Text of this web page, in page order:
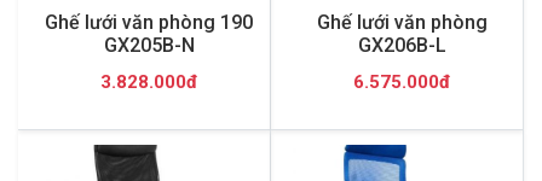
Ghế lưới văn phòng 190
GX205B-N
3.828.000đ
Ghế lưới văn phòng
GX206B-L
6.575.000đ